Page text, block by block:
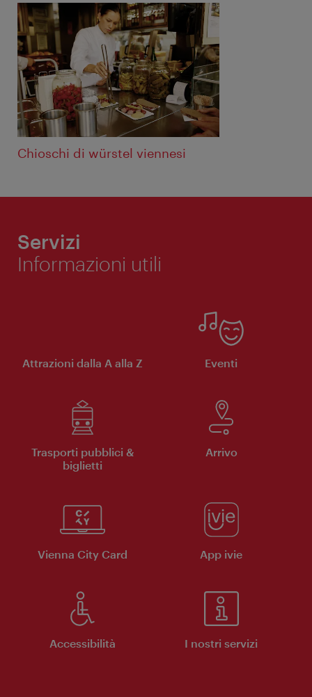
Chioschi di würstel viennesi
Servizi
Informazioni utili
Attrazioni dalla A alla Z Eventi
Trasporti pubblici &
biglietti
Arrivo
Vienna City Card App ivie
Accessibilità I nostri servizi